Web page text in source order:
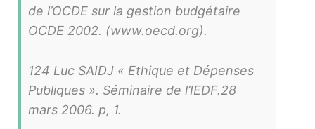
de l’OCDE sur la gestion budgétaire
OCDE 2002. (www.oecd.org).
124 Luc SAIDJ « Ethique et Dépenses
Publiques ». Séminaire de l’IEDF.28
mars 2006. p, 1.